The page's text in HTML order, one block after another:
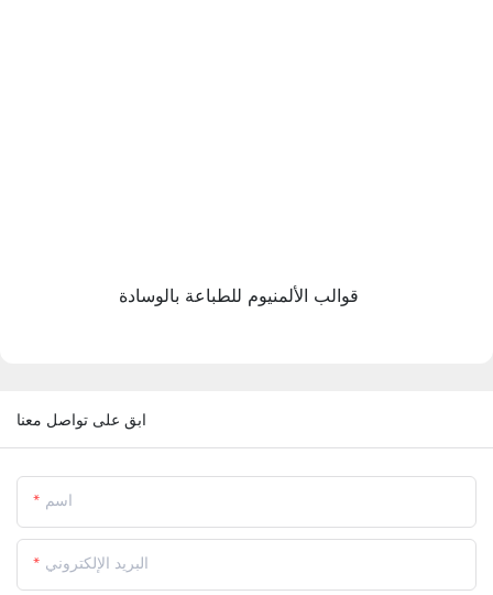
قوالب الألمنيوم للطباعة بالوسادة
ابق على تواصل معنا
اسم
البريد الإلكتروني